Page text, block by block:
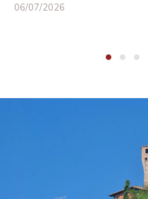
06/07/2026